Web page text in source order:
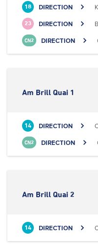
18 DIRECTION
23 DIRECTION
CN2 DIRECTION
Am Brill Quai 1
14 DIRECTION
CN2 DIRECTION
Am Brill Quai 2
14 DIRECTION